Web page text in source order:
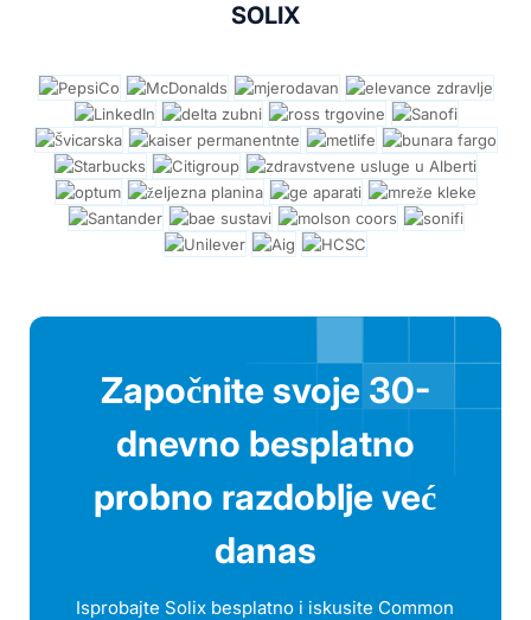
SOLIX
Započnite svoje 30-
dnevno besplatno
probno razdoblje već
danas
Isprobajte Solix besplatno i iskusite Common